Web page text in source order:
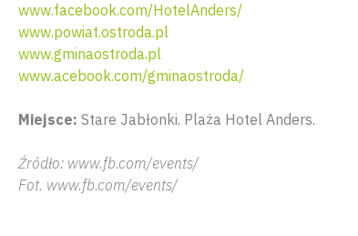
www.facebook.com/HotelAnders/
www.powiat.ostroda.pl
www.gminaostroda.pl
www.acebook.com/gminaostroda/
Miejsce: Stare Jabłonki. Plaża Hotel Anders.
Źródło: www.fb.com/events/
Fot. www.fb.com/events/